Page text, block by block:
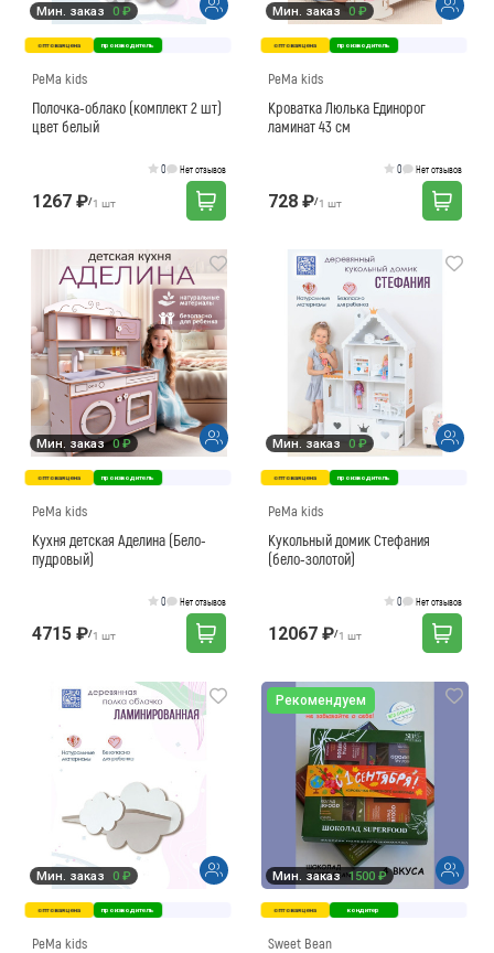
Мин. заказ 0 ₽
оптовая цена производитель
PeMa kids
Полочка-облако (комплект 2 шт)
цвет белый
0 Нет отзывов
1267 ₽/1 шт
Мин. заказ 0 ₽
оптовая цена производитель
PeMa kids
Кроватка Люлька Единорог
ламинат 43 см
0 Нет отзывов
728 ₽/1 шт
Мин. заказ 0 ₽
оптовая цена производитель
PeMa kids
Кухня детская Аделина (Бело-
пудровый)
0 Нет отзывов
4715 ₽/1 шт
Мин. заказ 0 ₽
оптовая цена производитель
PeMa kids
Кукольный домик Стефания
(бело-золотой)
0 Нет отзывов
12067 ₽/1 шт
Мин. заказ 0 ₽
оптовая цена производитель
PeMa kids
Рекомендуем
Мин. заказ 1500 ₽
оптовая цена кондитер
Sweet Bean